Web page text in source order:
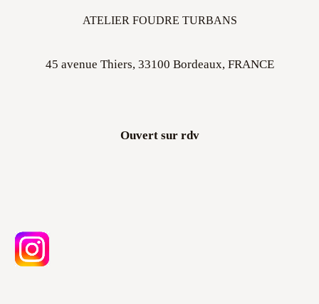
ATELIER FOUDRE TURBANS
45 avenue Thiers, 33100 Bordeaux, FRANCE
Ouvert sur rdv